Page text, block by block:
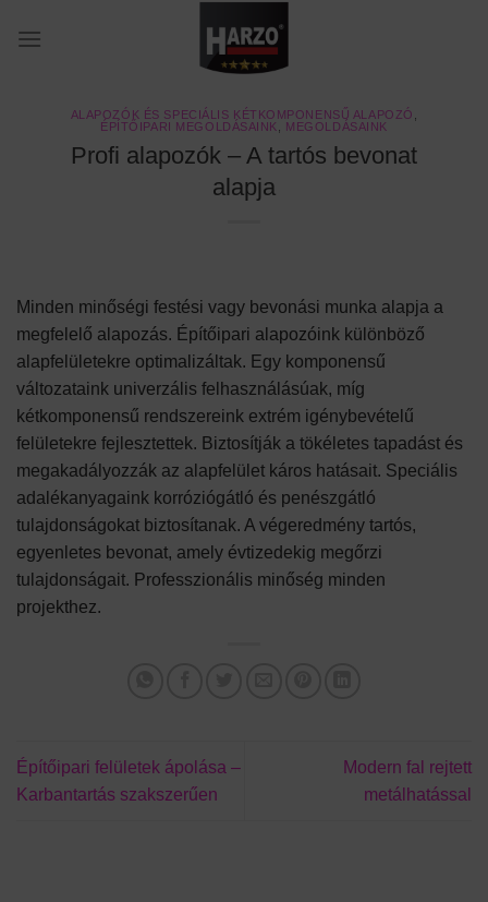
ALAPOZÓK ÉS SPECIÁLIS KÉTKOMPONENSŰ ALAPOZÓ
ÉPÍTŐIPARI MEGOLDÁSAINK
MEGOLDÁSAINK
Profi alapozók – A tartós bevonat
alapja
Minden minőségi festési vagy bevonási munka alapja a
megfelelő alapozás. Építőipari alapozóink különböző
alapfelületekre optimalizáltak. Egy komponensű
változataink univerzális felhasználásúak, míg
kétkomponensű rendszereink extrém igénybevételű
felületekre fejlesztettek. Biztosítják a tökéletes tapadást és
megakadályozzák az alapfelület káros hatásait. Speciális
adalékanyagaink korróziógátló és penészgátló
tulajdonságokat biztosítanak. A végeredmény tartós,
egyenletes bevonat, amely évtizedekig megőrzi
tulajdonságait. Professzionális minőség minden
projekthez.
Építőipari felületek ápolása –
Karbantartás szakszerűen
Modern fal rejtett
metálhatással